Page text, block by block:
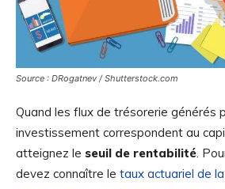
Source : DRogatnev / Shutterstock.com
Quand les flux de trésorerie générés
investissement correspondent au
atteignez le seuil de rentabilité.
devez connaître le taux actuariel de